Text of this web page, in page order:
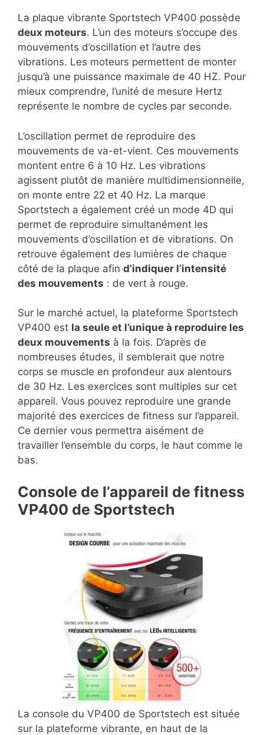
La plaque vibrante Sportstech VP400 possède
deux moteurs. L’un des moteurs s’occupe des
mouvements d’oscillation et l’autre des
vibrations. Les moteurs permettent de monter
jusqu’à une puissance maximale de 40 HZ. Pour
mieux comprendre, l’unité de mesure Hertz
représente le nombre de cycles par seconde.
L’oscillation permet de reproduire des
mouvements de va-et-vient. Ces mouvements
montent entre 6 à 10 Hz. Les vibrations
agissent plutôt de manière multidimensionnelle,
on monte entre 22 et 40 Hz. La marque
Sportstech a également créé un mode 4D qui
permet de reproduire simultanément les
mouvements d’oscillation et de vibrations. On
retrouve également des lumières de chaque
côté de la plaque afin d’indiquer l’intensité
des mouvements : de vert à rouge.
Sur le marché actuel, la plateforme Sportstech
VP400 est la seule et l’unique à reproduire les
deux mouvements à la fois. D’après de
nombreuses études, il semblerait que notre
corps se muscle en profondeur aux alentours
de 30 Hz. Les exercices sont multiples sur cet
appareil. Vous pouvez reproduire une grande
majorité des exercices de fitness sur l’appareil.
Ce dernier vous permettra aisément de
travailler l’ensemble du corps, le haut comme le
bas.
Console de l’appareil de fitness
VP400 de Sportstech
La console du VP400 de Sportstech est située
sur la plateforme vibrante, en haut de la